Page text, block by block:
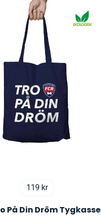
119 kr
På Din Dröm Tygkasse